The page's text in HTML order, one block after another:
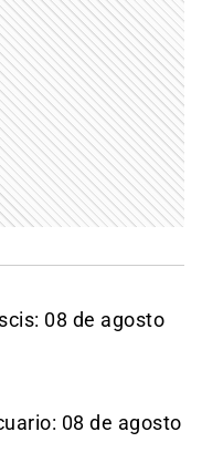
08 de agosto
08 de agosto